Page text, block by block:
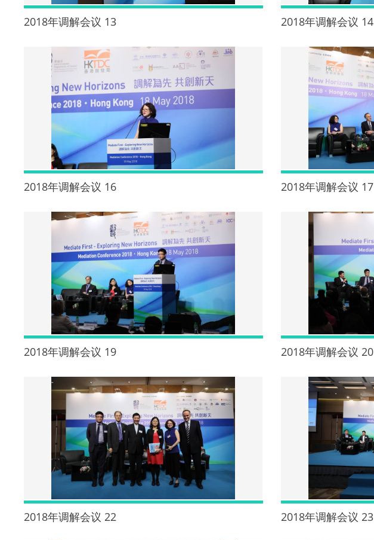
2018年调解会议 13 2018年调解会议 14
2018年调解会议 16 2018年调解会议 17
2018年调解会议 19 2018年调解会议 20
2018年调解会议 22 2018年调解会议 23